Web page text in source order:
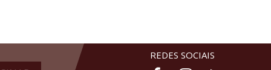
REDES SOCIAIS